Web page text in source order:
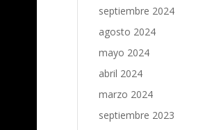
septiembre 2024
agosto 2024
mayo 2024
abril 2024
marzo 2024
septiembre 2023